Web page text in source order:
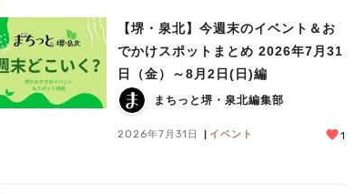
【堺・泉北】今週末のイベント＆お
でかけスポットまとめ 2026年7月31
日（金）～8月2日(日)編
まちっと堺・泉北編集部
2026年7月31日 イベント 1